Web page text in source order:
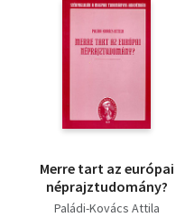
Merre tart az európai
néprajztudomány?
Paládi-Kovács Attila